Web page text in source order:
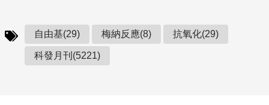
自由基(29) 梅納反應(8) 抗氧化(29)
科發月刊(5221)